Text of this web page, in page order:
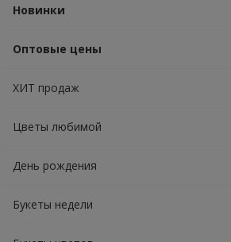
Новинки
Оптовые цены
ХИТ продаж
Цветы любимой
День рождения
Букеты недели